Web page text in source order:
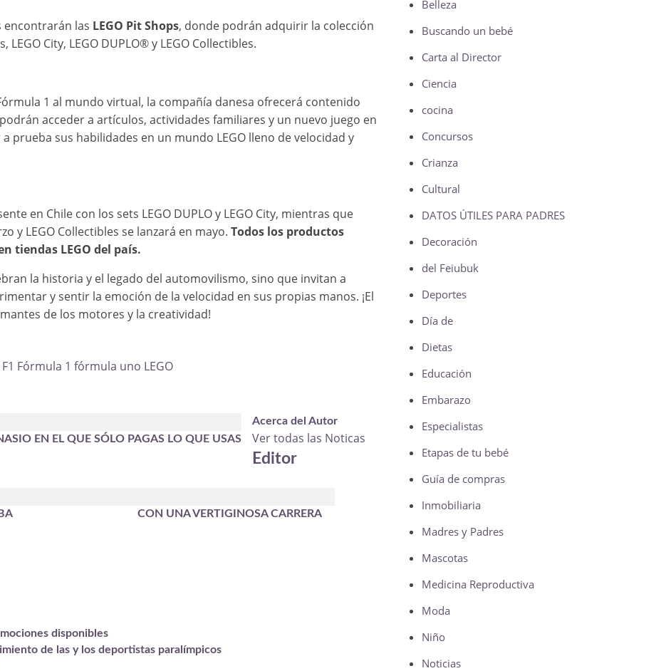
encontrarán las LEGO Pit Shops, donde podrán adquirir la colección
City, LEGO DUPLO® y LEGO Collectibles.
1 al mundo virtual, la compañía danesa ofrecerá contenido
acceder a artículos, actividades familiares y un nuevo juego en
prueba sus habilidades en un mundo LEGO lleno de velocidad y
en Chile con los sets LEGO DUPLO y LEGO City, mientras que
y LEGO Collectibles se lanzará en mayo. Todos los productos
tiendas LEGO del país.
la historia y el legado del automovilismo, sino que invitan a
y sentir la emoción de la velocidad en sus propias manos. ¡El
de los motores y la creatividad!
F1 Fórmula 1 fórmula uno LEGO
EN EL QUE SÓLO PAGAS LO QUE USAS
CON UNA VERTIGINOSA CARRERA
Acerca del Autor
Ver todas las Noticas
Editor
disponibles
de las y los deportistas paralímpicos
Belleza
Buscando un bebé
Carta al Director
Ciencia
cocina
Concursos
Crianza
Cultural
DATOS ÚTILES PARA PADRES
Decoración
del Feiubuk
Deportes
Día de
Dietas
Educación
Embarazo
Especialistas
Etapas de tu bebé
Guía de compras
Inmobiliaria
Madres y Padres
Mascotas
Medicina Reproductiva
Moda
Niño
Noticias